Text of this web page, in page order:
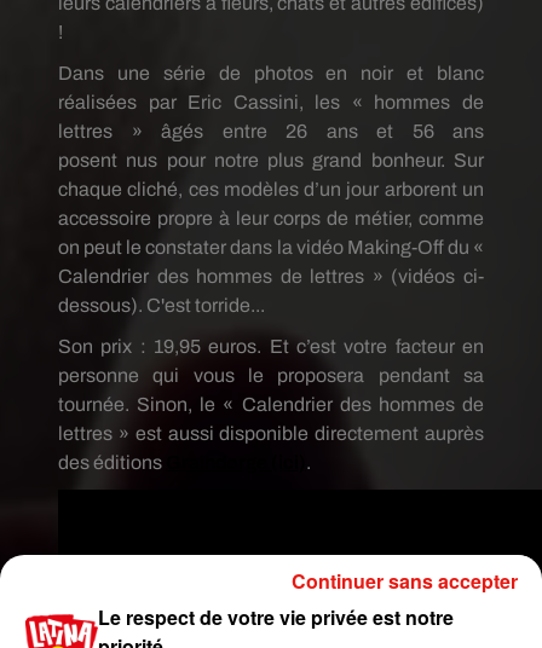
!
Dans une série de photos en noir et blanc
réalisées par Eric Cassini, les « hommes de
lettres » âgés entre 26 ans et 56 ans
posent nus pour notre plus grand bonheur. Sur
chaque cliché, ces modèles d’un jour arborent un
accessoire propre à leur corps de métier, comme
on peut le constater dans la vidéo Making-Offdu «
Calendrier des hommes de lettres » (vidéos ci-
dessous). C'est torride...
Son prix : 19,95 euros. Et c’est votre facteur en
personne qui vous le proposera pendant sa
tournée. Sinon, le « Calendrier des hommes de
lettres » est aussi disponible directement auprès
des éditions
.
Le respect de votre vie privée est notre
Continuer sans accepter